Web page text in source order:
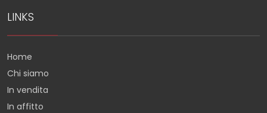
LINKS
Home
Chi siamo
In vendita
In affitto